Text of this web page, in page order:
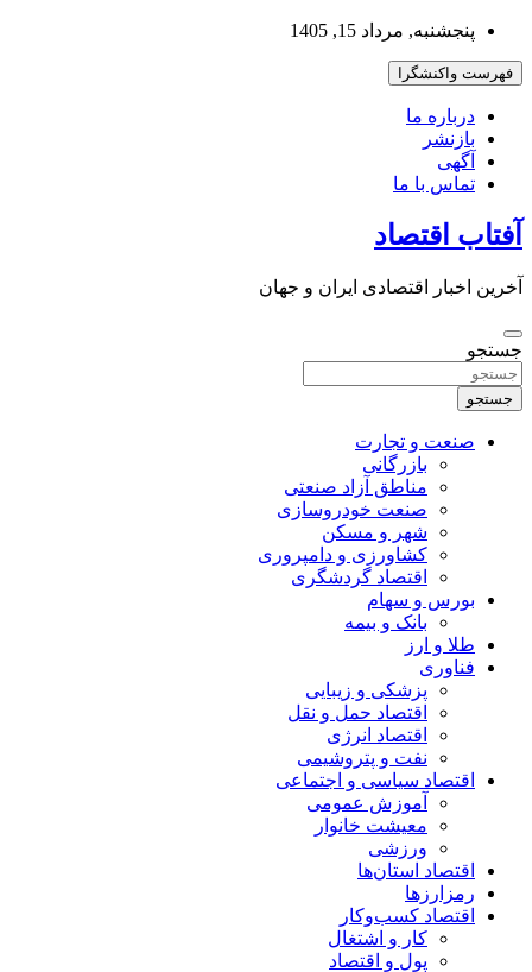
بروید
پنجشنبه, مرداد 15, 1405
فهرست واکنشگرا
درباره ما
بازنشر
آگهی
تماس با ما
آفتاب اقتصاد
آخرین اخبار اقتصادی ایران و جهان
جستجو
جستجو
صنعت و تجارت
بازرگانی
مناطق آزاد صنعتی
صنعت خودروسازی
شهر و مسکن
کشاورزی و دامپروری
اقتصاد گردشگری
بورس و سهام
بانک و بیمه
طلا و ارز
فناوری
پزشکی و زیبایی
اقتصاد حمل و نقل
اقتصاد انرژی
نفت و پتروشیمی
اقتصاد سیاسی و اجتماعی
آموزش عمومی
معیشت خانوار
ورزشی
اقتصاد استان‌ها
رمزارزها
اقتصاد کسب‌و‌کار
کار و اشتغال
پول و اقتصاد